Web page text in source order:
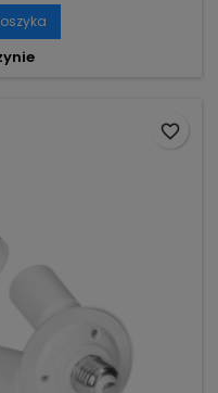
favorite_border